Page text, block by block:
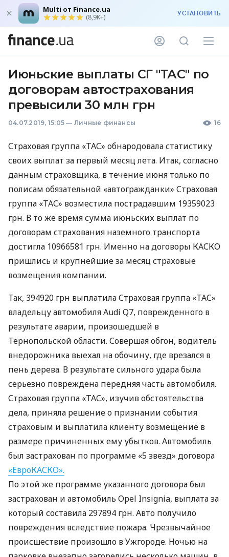
Multi от Finance.ua
(8,9K+) УСТАНОВИТЬ
Июньские выплаты СГ "ТАС" по
договорам автострахования
превысили 30 млн грн
04.07.2019, 15:05 — Личные финансы 16
Страховая группа «ТАС» обнародовала статистику
своих выплат за первый месяц лета. Итак, согласно
данным страховщика, в течение июня только по
полисам обязательной «автогражданки» Страховая
группа «ТАС» возместила пострадавшим 19359023
грн. В то же время сумма июньских выплат по
договорам страхования наземного транспорта
достигла 10966581 грн. Именно на договоры КАСКО
пришлись и крупнейшие за месяц страховые
возмещения компании.
Так, 394920 грн выплатила Страховая группа «ТАС»
владельцу автомобиля Audi Q7, поврежденного в
результате аварии, произошедшей в
Тернопольской области. Совершая обгон, водитель
внедорожника выехал на обочину, где врезался в
пень дерева. В результате сильного удара была
серьезно повреждена передняя часть автомобиля.
Страховая группа «ТАС», изучив обстоятельства
дела, приняла решение о признании события
страховым и выплатила клиенту возмещение в
размере причиненных ему убытков. Автомобиль
был застрахован по программе «5 звезд» договора
«ЕвроКАСКО».
По этой же программе указанного договора был
застрахован и автомобиль Opel Insignia, выплата за
который составила 297894 грн. Авто получило
повреждения вследствие пожара. Чрезвычайное
происшествие произошло в Ужгороде. Ночью на